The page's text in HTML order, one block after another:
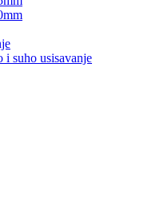
i suho usisavanje